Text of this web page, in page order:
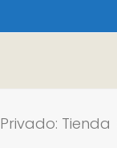
Privado: Tienda